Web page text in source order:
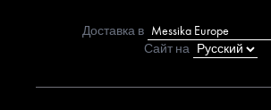
Доставка в
Сайт на